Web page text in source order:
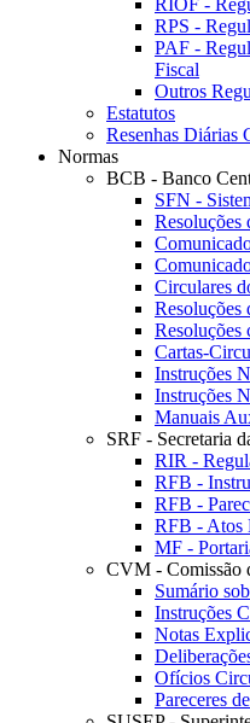
RPS -
PAF -
Fiscal
Outros
Estatutos
Resenhas Diárias
Normas
BCB - Banco
SFN -
Circulares
Resoluções
Resoluções
Cartas-
Instruções
Instruções
Manuais
SRF - Secretaria
RIR -
RFB -
RFB -
RFB - Atos
MF -
CVM - Comissão
Sumário
Instruções
Notas
Ofícios
Pareceres